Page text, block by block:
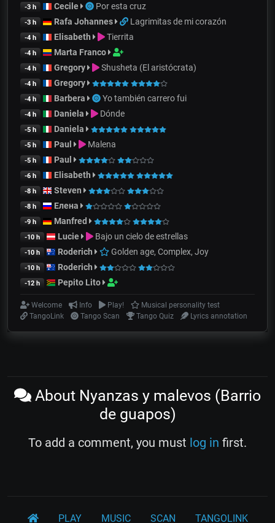
-3 h Cecile Por esta cruz
-3 h Rafa Johannes Lagrimitas de mi corazón
-4 h Elisabeth Tierrita
-4 h Marta Franco
-4 h Gregory Shusheta (El aristócrata)
-4 h Gregory
-4 h Barbera Yo también carrero fui
-4 h Daniela Dónde
-5 h Daniela
-5 h Paul Malena
-5 h Paul
-6 h Elisabeth
-8 h Steven
-8 h Елена
-9 h Manfred
-10 h Lucie Bajo un cielo de estrellas
-10 h Roderich Golden age, Complex, Joy
-10 h Roderich
-12 h Pepito Lito
Welcome Info Play!
Musical personality test
TangoLink
Tango Scan Tango Quiz Lyrics annotation
About Nyanzas y malevos (Barrio
de guapos)
To add a comment, you must log in first.
PLAY MUSIC SCAN TANGOLINK